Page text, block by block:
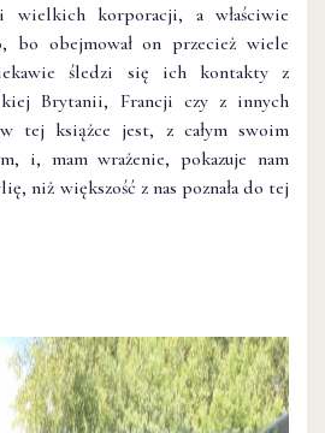
wielkich korporacji, a właściwie
bo obejmował on przecież wiele
śledzi się ich kontakty z
Brytanii, Francji czy z innych
tej książce jest, z całym swoim
i, mam wrażenie, pokazuje nam
niż większość z nas poznała do tej